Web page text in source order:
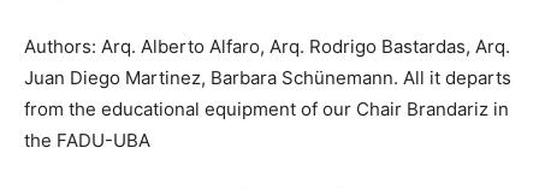
Authors: Arq. Alberto Alfaro, Arq. Rodrigo Bastardas, Arq.
Juan Diego Martinez, Barbara Schünemann. All it departs
from the educational equipment of our Chair Brandariz in
the FADU-UBA